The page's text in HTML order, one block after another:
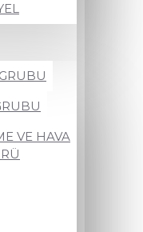
VE HAVA